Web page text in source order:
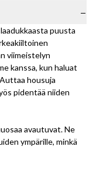
puusta
viimeistelyn
kanssa, kun haluat
housuja
pidentää niiden
avautuvat. Ne
ympärille, minkä